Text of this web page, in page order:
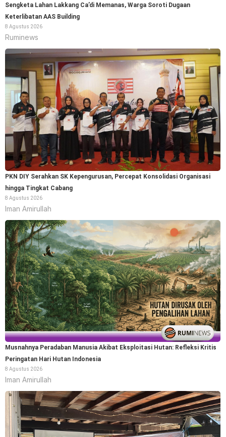
Sengketa Lahan Lakkang Ca’di Memanas, Warga Soroti Dugaan
Keterlibatan AAS Building
8 Agustus 2026
Ruminews
PKN DIY Serahkan SK Kepengurusan, Percepat Konsolidasi Organisasi
hingga Tingkat Cabang
8 Agustus 2026
Iman Amirullah
Musnahnya Peradaban Manusia Akibat Eksploitasi Hutan: Refleksi Kritis
Peringatan Hari Hutan Indonesia
8 Agustus 2026
Iman Amirullah